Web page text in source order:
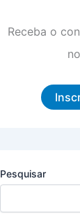
Receba o
Pesquisar